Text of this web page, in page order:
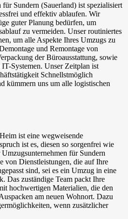
Sundern (Sauerland) ist spezialisiert
und effektiv ablaufen. Wir
guter Planung bedürfen, um
zu vermeiden. Unser routiniertes
um alle Aspekte Ihres Umzugs zu
und Remontage von
der Büroausstattung, sowie
Systemen. Unser Zeitplan ist
Schnellstmöglich
kümmern uns um alle logistischen
ist eine wegweisende
ist es, diesen so sorgenfrei wie
für Sundern
von Dienstleistungen, die auf Ihre
sind, sei es ein Umzug in eine
Das zuständige Team packt Ihre
hochwertigen Materialien, die den
am neuen Wohnort. Dazu
wenn zusätzlicher